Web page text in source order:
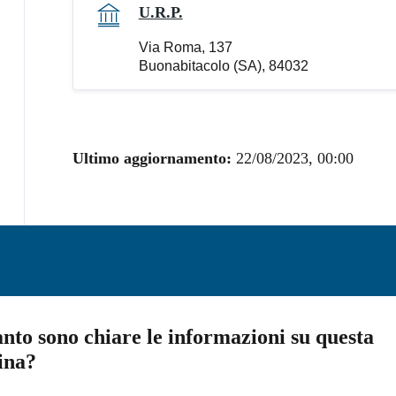
U.R.P.
Via Roma, 137
Buonabitacolo (SA), 84032
Ultimo aggiornamento: 22/08/2023, 00:00
sono chiare le informazioni su questa